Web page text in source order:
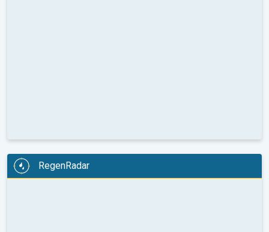
RegenRadar